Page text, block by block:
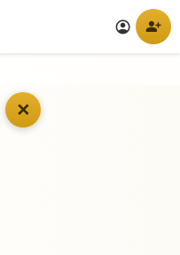
account_circle person_add
✕